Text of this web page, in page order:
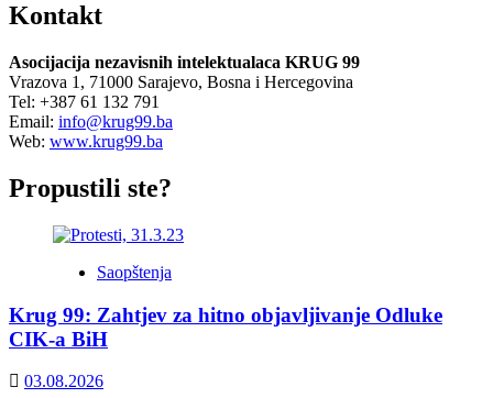
Kontakt
Asocijacija nezavisnih intelektualaca KRUG 99
Vrazova 1, 71000 Sarajevo, Bosna i Hercegovina
Tel: +387 61 132 791
Email: info@krug99.ba
Web: www.krug99.ba
Propustili ste?
Saopštenja
Krug 99: Zahtjev za hitno objavljivanje Odluke
CIK-a BiH
03.08.2026